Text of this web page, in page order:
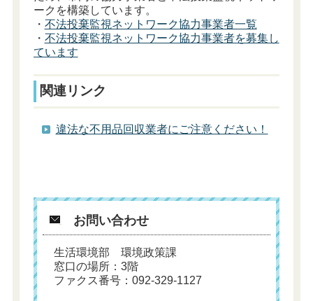
ークを構築しています。
・ 不法投棄監視ネットワーク協力事業者一覧
・ 不法投棄監視ネットワーク協力事業者を募集し
ています
関連リンク
違法な不用品回収業者にご注意ください！
お問い合わせ
生活環境部 環境政策課
窓口の場所：3階
ファクス番号：092-329-1127